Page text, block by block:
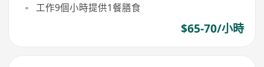
工作9個小時提供1餐膳食
$65-70/小時